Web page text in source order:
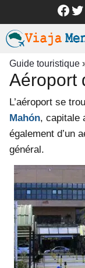
contenu
Guide touristique
Aéroport
L’aéroport se
Mahón, capitale
également d’un
général.